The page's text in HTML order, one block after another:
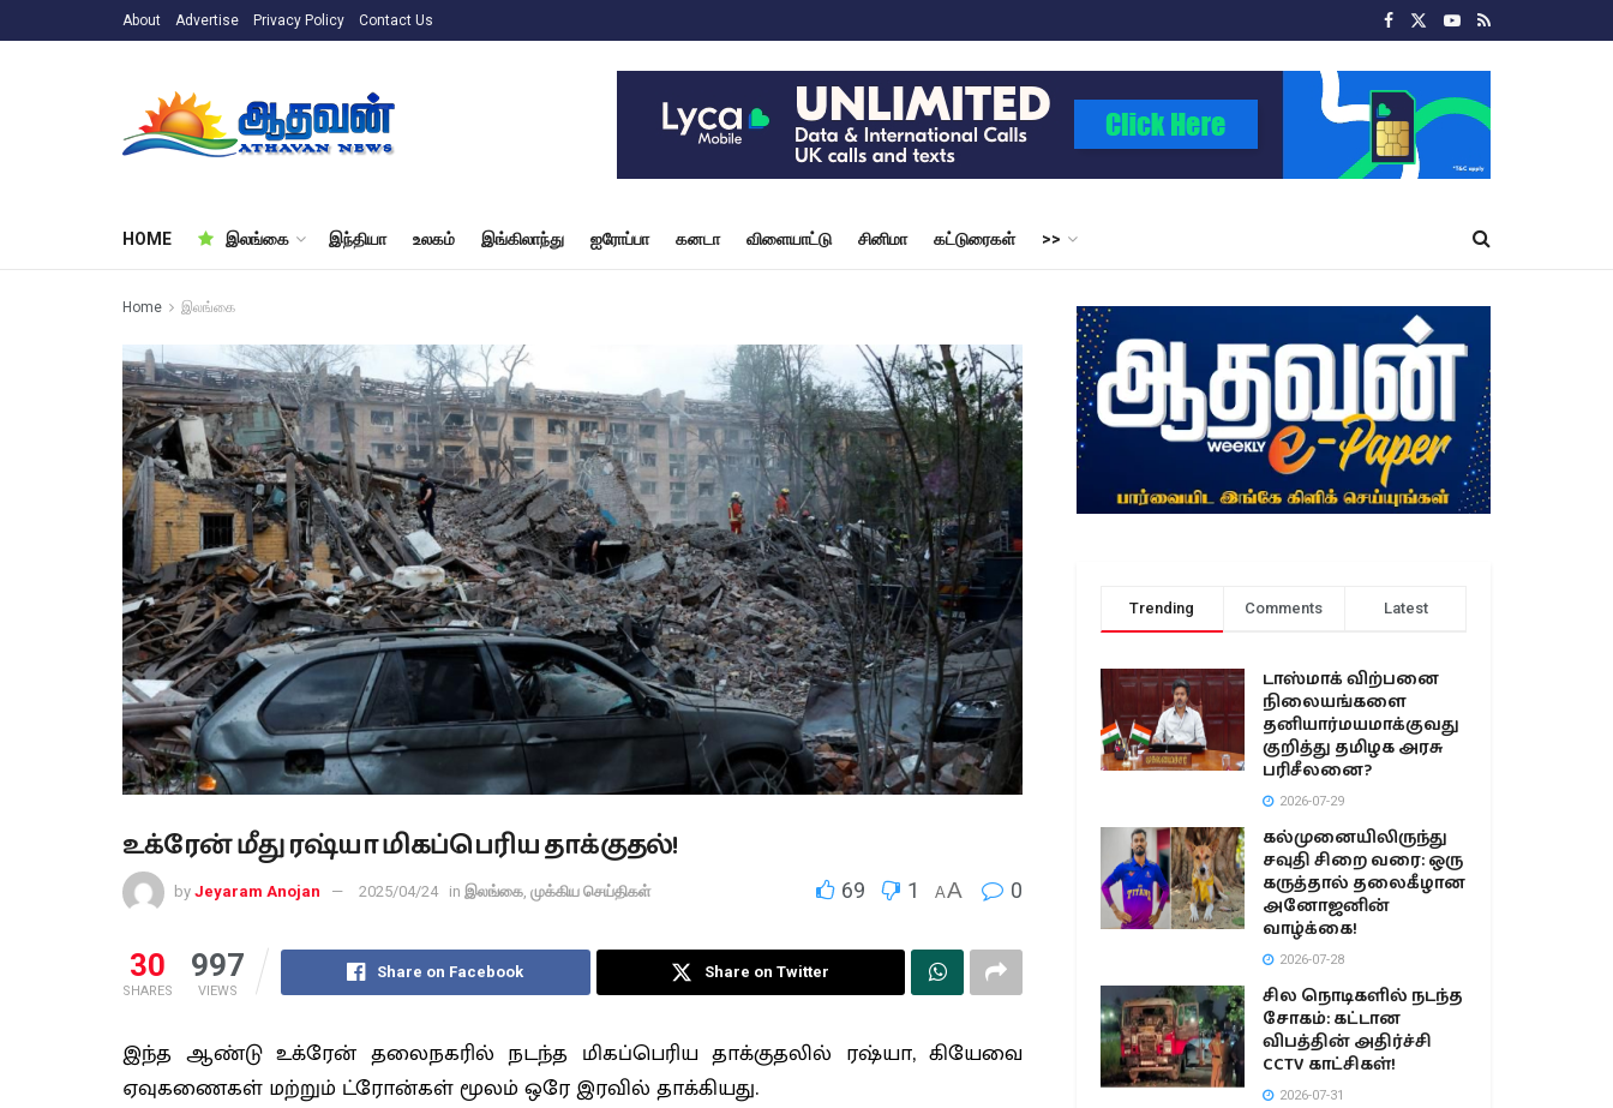
About Advertise Privacy Policy Contact Us
HOME இலங்கை இந்தியா உலகம் இங்கிலாந்து ஐரோப்பா கனடா விளையாட்டு சினிமா கட்டுரைகள் >>
Home இலங்கை
உக்ரேன் மீது ரஷ்யா மிகப்பெரிய தாக்குதல்!
by Jeyaram Anojan 2025/04/24 in இலங்கை முக்கிய செய்திகள் 69 1 AA 0
30
SHARES
997
VIEWS
Share on Facebook Share on Twitter
இந்த ஆண்டு உக்ரேன் தலைநகரில் நடந்த மிகப்பெரிய தாக்குதலில் ரஷ்யா, கியேவை
ஏவுகணைகள் மற்றும் ட்ரோன்கள் மூலம் ஒரே இரவில் தாக்கியது.
Trending Comments Latest
டாஸ்மாக் விற்பனை
நிலையங்களை
தனியார்மயமாக்குவது
குறித்து தமிழக அரசு
பரிசீலனை?
2026-07-29
கல்முனையிலிருந்து
சவுதி சிறை வரை: ஒரு
கருத்தால் தலைகீழான
அனோஜனின்
வாழ்க்கை!
2026-07-28
சில நொடிகளில் நடந்த
சோகம்: கட்டான
விபத்தின் அதிர்ச்சி
CCTV காட்சிகள்!
2026-07-31